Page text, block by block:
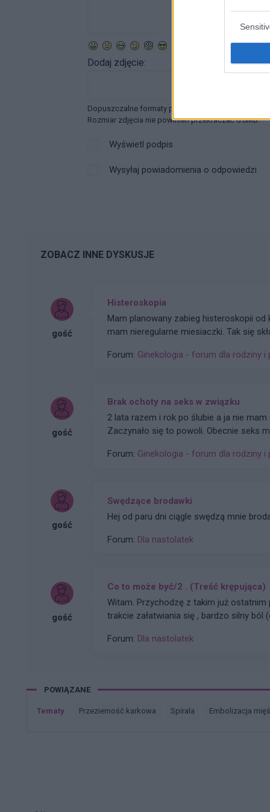
Dodaj zdjęcie:
Dopuszczalne formaty pliku graficznego: jpg, jpeg ,
Rozmiar zdjęcia nie powinien przekraczać 0.6MB.
Wyświetl podpis
Wysyłaj powiadomienia o odpowiedzi
ZOBACZ INNE DYSKUSJE
gość
Histeroskopia
Mam planowany zabieg histeroskopii od kilku miesięcy. Ze względu na problemy hormonalne
mam nieregularne miesiaczki. Tak się
Forum: Ginekologia - forum dla rodziny i
gość
Brak ochoty na seks w związku
2 lata razem i rok po ślubie a ja nie
Zaczynało się to powoli. Obecnie seks
miesięcy temu tak wiec wszystko już
Forum: Ginekologia - forum dla rodziny i
gość
Swędzące brodawki
Hej od paru dni ciągle swędzą mnie
Forum: Dla nastolatek
gość
Co to może być/2 . (Treść krępująca)
Witam. Przychodzę z takim już
trakcie załatwiania się , bardzo silny ból
Czasami mogę nie odpisywać , wiec
Forum: Dla nastolatek
POWIĄZANE
Tematy przezierność karkowa spirala embolizacja